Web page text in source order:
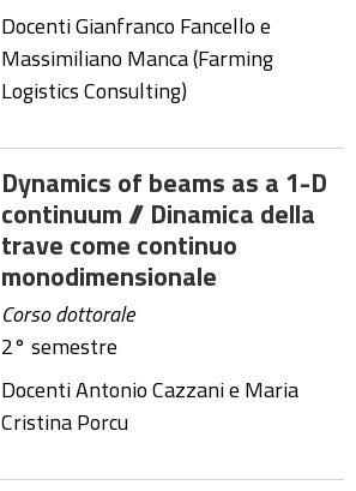
Docenti Gianfranco Fancello e
Massimiliano Manca (Farming
Logistics Consulting)
Dynamics of beams as a 1-D
continuum // Dinamica della
trave come continuo
monodimensionale
Corso dottorale
2° semestre
Docenti Antonio Cazzani e Maria
Cristina Porcu